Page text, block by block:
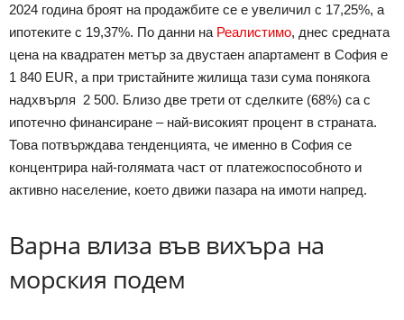
2024 година броят на продажбите се е увеличил с 17,25%, а
ипотеките с 19,37%. По данни на Реалистимо, днес средната
цена на квадратен метър за двустаен апартамент в София е
1 840 EUR, а при тристайните жилища тази сума понякога
надхвърля 2 500. Близо две трети от сделките (68%) са с
ипотечно финансиране – най-високият процент в страната.
Това потвърждава тенденцията, че именно в София се
концентрира най-голямата част от платежоспособното и
активно население, което движи пазара на имоти напред.
Варна влиза във вихъра на
морския подем